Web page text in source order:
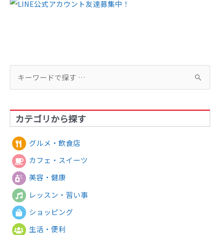
索
象カテゴリから探す
グルメ・飲食店
カフェ・スイーツ
美容・健康
レッスン・習い事
ショッピング
生活・便利